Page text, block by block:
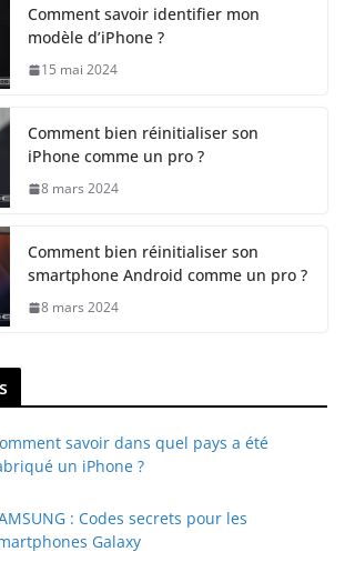
Comment savoir identifier mon
modèle d’iPhone ?
15 mai 2024
Comment bien réinitialiser son
iPhone comme un pro ?
8 mars 2024
Comment bien réinitialiser son
smartphone Android comme un pro ?
8 mars 2024
savoir dans quel pays a été
un iPhone ?
: Codes secrets pour les
Galaxy